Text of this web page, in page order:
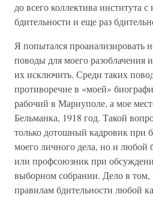
до всего коллектива института
бдительности и еще раз
Я попытался проанализировать
поводы для моего разоблачения
их исключить. Среди таких
противоречие в «моей»
рабочий в Мариуполе, а мое
Бельманка, 1918 год. Такой
только дотошный кадровик при
моего личного дела, но и любой
или профсоюзник при
выборном собрании. Дело в том,
правилам бдительности любой